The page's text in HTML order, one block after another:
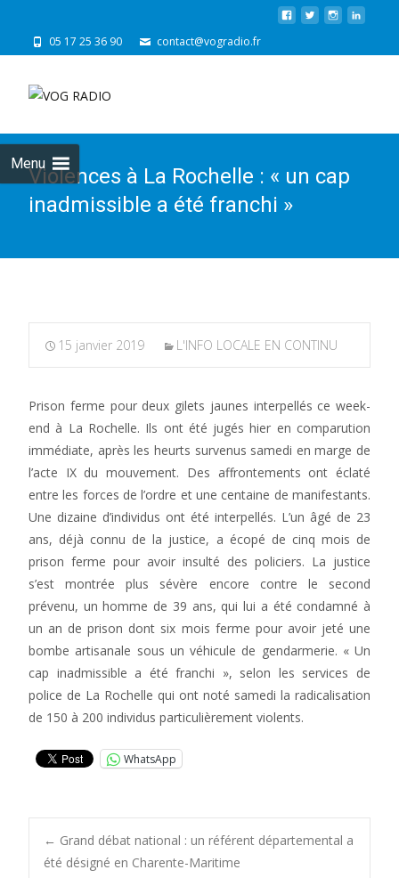
05 17 25 36 90 contact@vogradio.fr
Menu
Violences à La Rochelle : « un cap
inadmissible a été franchi »
15 janvier 2019 L'INFO LOCALE EN CONTINU
Prison ferme pour deux gilets jaunes interpellés ce week-
end à La Rochelle. Ils ont été jugés hier en comparution
immédiate, après les heurts survenus samedi en marge de
l’acte IX du mouvement. Des affrontements ont éclaté
entre les forces de l’ordre et une centaine de manifestants.
Une dizaine d’individus ont été interpellés. L’un âgé de 23
ans, déjà connu de la justice, a écopé de cinq mois de
prison ferme pour avoir insulté des policiers. La justice
s’est montrée plus sévère encore contre le second
prévenu, un homme de 39 ans, qui lui a été condamné à
un an de prison dont six mois ferme pour avoir jeté une
bombe artisanale sous un véhicule de gendarmerie. « Un
cap inadmissible a été franchi », selon les services de
police de La Rochelle qui ont noté samedi la radicalisation
de 150 à 200 individus particulièrement violents.
WhatsApp
Post
← Grand débat national : un référent départemental a
été désigné en Charente-Maritime